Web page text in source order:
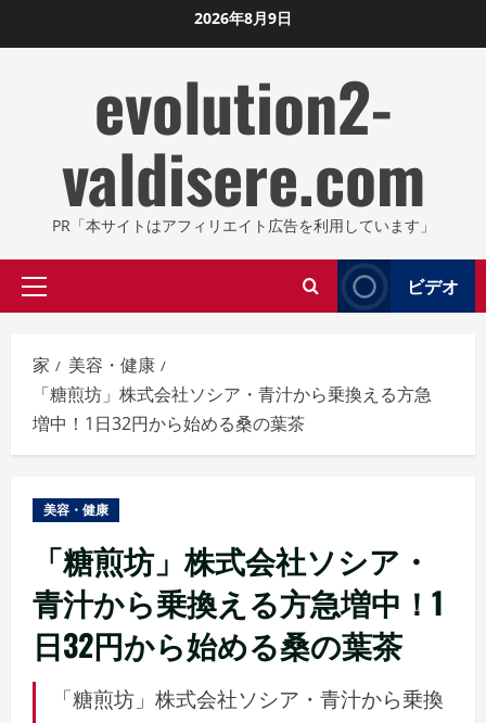
ン
2026年8月9日
evolution2-
valdisere.com
PR「本サイトはアフィリエイト広告を利用しています」
プ
イ
マ
メ
ニ
ー
ビデオ
家
美容・健康
「糖煎坊」株式会社ソシア・青汁から乗換える方急
増中！1日32円から始める桑の葉茶
美容・健康
「糖煎坊」株式会社ソシア・
青汁から乗換える方急増中！1
日32円から始める桑の葉茶
「糖煎坊」株式会社ソシア・青汁から乗換